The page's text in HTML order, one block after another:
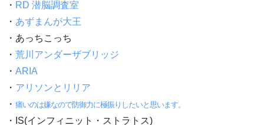
・ RD 潜脳調査室
・ あずまんが大王
・あっちこっち
・ 荒川アンダーザブリッジ
・ ARIA
・ アリソンとリリア
・ 痛いのは嫌なので防御力に極振りしたいと思います。
・IS(インフィニット・ストラトス)